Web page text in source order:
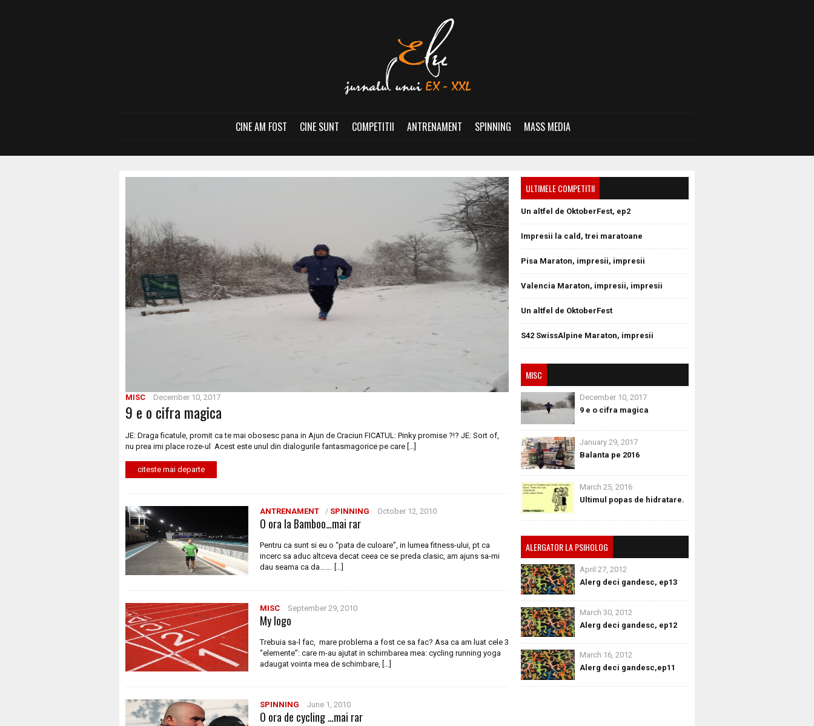
CINE AM FOST CINE SUNT COMPETITII ANTRENAMENT SPINNING MASS MEDIA
MISC December 10, 2017
9 e o cifra magica
JE: Draga ficatule, promit ca te mai obosesc pana in Ajun de Craciun FICATUL: Pinky promise ?!? JE: Sort of,
nu prea imi place roze-ul Acest este unul din dialogurile fantasmagorice pe care […]
citeste mai departe
ANTRENAMENT / SPINNING October 12, 2010
O ora la Bamboo…mai rar
Pentru ca sunt si eu o “pata de culoare”, in lumea fitness-ului, pt ca
incerc sa aduc altceva decat ceea ce se preda clasic, am ajuns sa-mi
dau seama ca da……. […]
MISC September 29, 2010
My logo
Trebuia sa-l fac, mare problema a fost ce sa fac? Asa ca am luat cele 3
“elemente”: care m-au ajutat in schimbarea mea: cycling running yoga
adaugat vointa mea de schimbare, […]
SPINNING June 1, 2010
O ora de cycling …mai rar
ULTIMELE COMPETITII
Un altfel de OktoberFest, ep2
Impresii la cald, trei maratoane
Pisa Maraton, impresii, impresii
Valencia Maraton, impresii, impresii
Un altfel de OktoberFest
S42 SwissAlpine Maraton, impresii
MISC
December 10, 2017
9 e o cifra magica
January 29, 2017
Balanta pe 2016
March 25, 2016
Ultimul popas de hidratare.
ALERGATOR LA PSIHOLOG
April 27, 2012
Alerg deci gandesc, ep13
March 30, 2012
Alerg deci gandesc, ep12
March 16, 2012
Alerg deci gandesc,ep11